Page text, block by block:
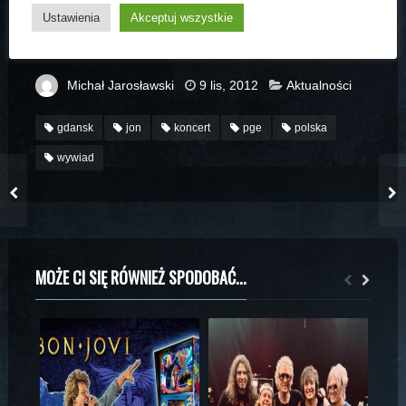
PGE Arena 19 czerwca 2013. Link do artykułu, który każdy
Michał Jarosławski 9 lis, 2012 Aktualności
gdansk jon koncert pge polska
wywiad
MOŻE CI SIĘ RÓWNIEŻ SPODOBAĆ...
Ustawienia Akceptuj wszystkie